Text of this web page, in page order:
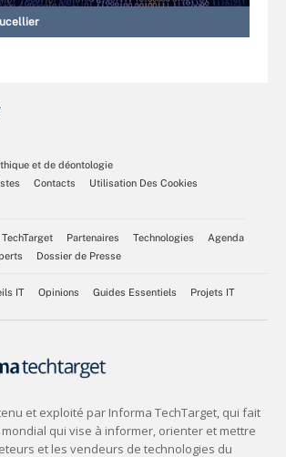
et de déontologie
Contacts
Utilisation Des Cookies
Partenaires Technologies
Agenda
Dossier de Presse
IT Opinions Guides Essentiels Projets IT